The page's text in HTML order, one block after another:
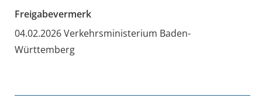
Freigabevermerk
04.02.2026Verkehrsministerium Baden-
Württemberg